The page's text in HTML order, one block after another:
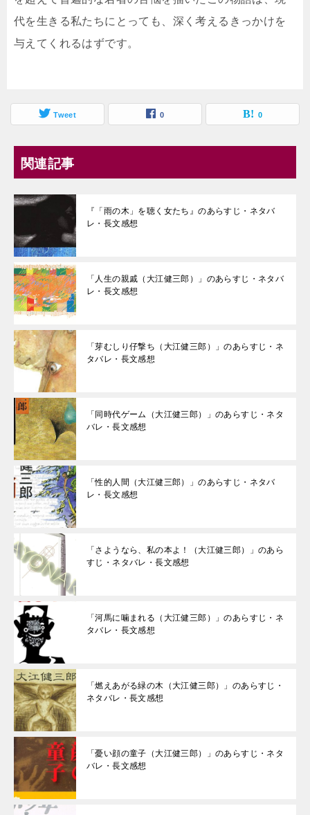
代を生きる私たちにとっても、深く考えるきっかけを
与えてくれるはずです。
Tweet 0 0
関連記事
『「雨の木」を聴く女たち』のあらすじ・ネタバ
レ・長文感想
「人生の親戚（大江健三郎）」のあらすじ・ネタバ
レ・長文感想
「芽むしり仔撃ち（大江健三郎）」のあらすじ・ネ
タバレ・長文感想
「同時代ゲーム（大江健三郎）」のあらすじ・ネタ
バレ・長文感想
「性的人間（大江健三郎）」のあらすじ・ネタバ
レ・長文感想
「さようなら、私の本よ！（大江健三郎）」のあら
すじ・ネタバレ・長文感想
「河馬に噛まれる（大江健三郎）」のあらすじ・ネ
タバレ・長文感想
「燃えあがる緑の木（大江健三郎）」のあらすじ・
ネタバレ・長文感想
「憂い顔の童子（大江健三郎）」のあらすじ・ネタ
バレ・長文感想